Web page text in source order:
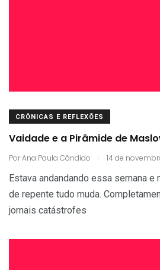
CRÔNICAS E REFLEXÕES
Vaidade e a Pirâmide de
PorAna Paula Cândido . 14 de
Estava andandando essa semana
de repente tudo muda.
jornais catástrofes